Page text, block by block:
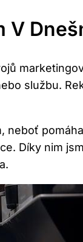
V
službu.
neboť
Díky nim